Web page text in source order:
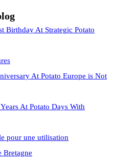
Birthday At Strategic Potato
At Potato Europe is Not
At Potato Days With
pour une utilisation
Bretagne